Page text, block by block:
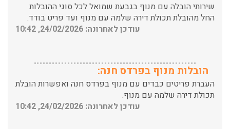
החל מהובלת תכולת דירה שלמה עם מנוף ועד פריט בודד.
עודכן לאחרונה: 24/02/2026, 10:42
הובלות מנוף בפרדס חנה:
העברת פריטים כבדים עם מנוף בפרדס חנה ואפשרות הובלת
תכולת דירה שלמה עם מנוף.
עודכן לאחרונה: 24/02/2026, 10:42